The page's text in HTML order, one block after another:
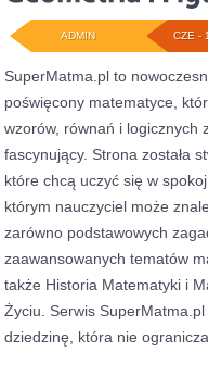
CZE -
ADMIN
SuperMatma.pl to
poświęcony matematyce,
wzorów, równań i logicznych
fascynujący. Strona została
które chcą uczyć się w
którym nauczyciel może
zarówno podstawowych
zaawansowanych tematów
także Historia Matematyki i
Życiu. Serwis
dziedzinę, która nie ogranicza